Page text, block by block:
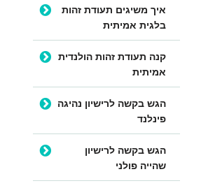
איך משיגים תעודת זהות
בלגית אמיתית
קנה תעודת זהות הולנדית
אמיתית
הגש בקשה לרישיון נהיגה
פינלנד
הגש בקשה לרישיון
שהייה פולני